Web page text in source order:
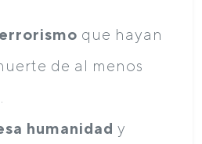
que hayan
de al menos
humanidad y